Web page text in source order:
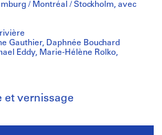
/ Montréal / Stockholm, avec
Gauthier, Daphnée Bouchard
Eddy, Marie-Hélène Rolko,
et vernissage